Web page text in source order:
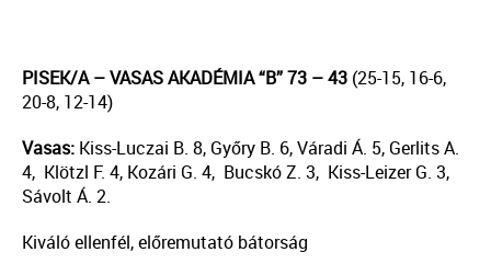
PISEK/A – VASAS AKADÉMIA “B” 73 – 43 (25-15, 16-6,
20-8, 12-14)
Vasas: Kiss-Luczai B. 8, Győry B. 6, Váradi Á. 5, Gerlits A.
4, Klötzl F. 4, Kozári G. 4, Bucskó Z. 3, Kiss-Leizer G. 3,
Sávolt Á. 2.
Kiváló ellenfél, előremutató bátorság